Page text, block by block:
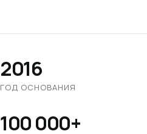
2016
ГОД ОСНОВАНИЯ
100 000+